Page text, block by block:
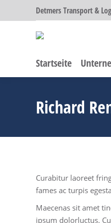
Detmers Transport &
Startseite
Richard
Curabitur laoreet
fames ac turpis
Maecenas sit amet
ipsum dolorluctus.